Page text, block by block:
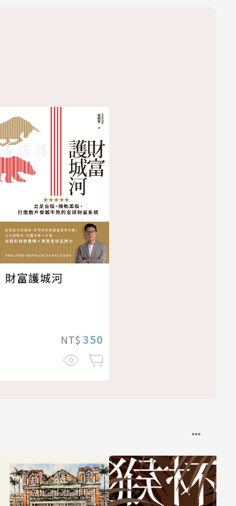
財富護城河
NT$ 350